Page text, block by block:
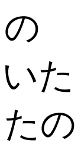
た
の